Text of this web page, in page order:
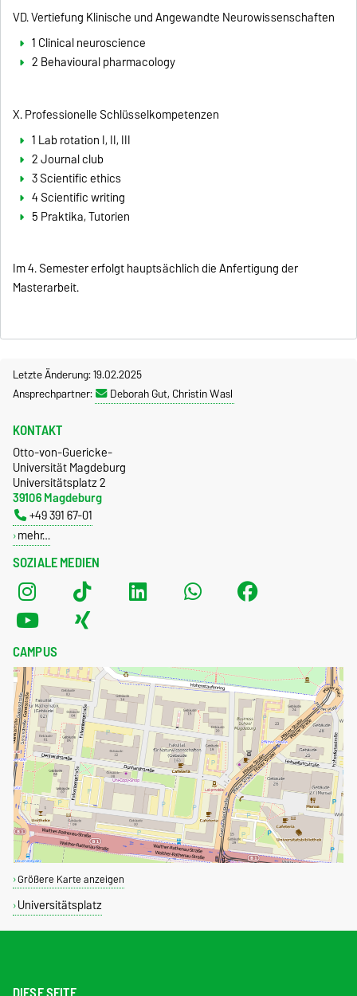
VD. Vertiefung Klinische und Angewandte Neurowissenschaften
1 Clinical neuroscience
2 Behavioural pharmacology
X. Professionelle Schlüsselkompetenzen
1 Lab rotation I, II, III
2 Journal club
3 Scientific ethics
4 Scientific writing
5 Praktika, Tutorien
Im 4. Semester erfolgt hauptsächlich die Anfertigung der
Masterarbeit.
Letzte Änderung: 19.02.2025
Ansprechpartner:
Deborah Gut, Christin Wasl
SOZIALE MEDIEN
KONTAKT
Otto-von-Guericke-
Universität Magdeburg
Universitätsplatz 2
39106 Magdeburg
+49 391 67-01
mehr…
CAMPUS
Größere Karte anzeigen
Universitätsplatz